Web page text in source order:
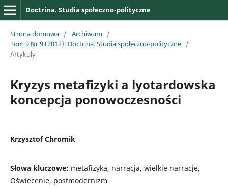
Doctrina. Studia społeczno-polityczne
Strona domowa / Archiwum /
Tom 9 Nr 9 (2012): Doctrina. Studia społeczno-polityczne /
Artykuły
Kryzys metafizyki a lyotardowska
koncepcja ponowoczesności
Krzysztof Chromik
Słowa kluczowe: metafizyka, narracja, wielkie narracje,
Oświecenie, postmodernizm